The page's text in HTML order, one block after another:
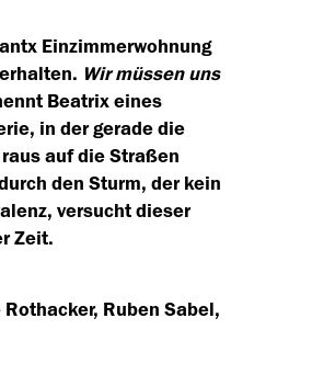
Einzimmerwohnung
Wir müssen uns
Beatrix eines
in der gerade die
auf die Straßen
den Sturm, der kein
versucht dieser
Zeit.
Ruben Sabel,